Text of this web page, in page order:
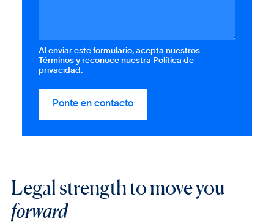
Al enviar este formulario, acepta nuestros
Términos y reconoce nuestra Política de
privacidad.
Legal strength to move you
forward